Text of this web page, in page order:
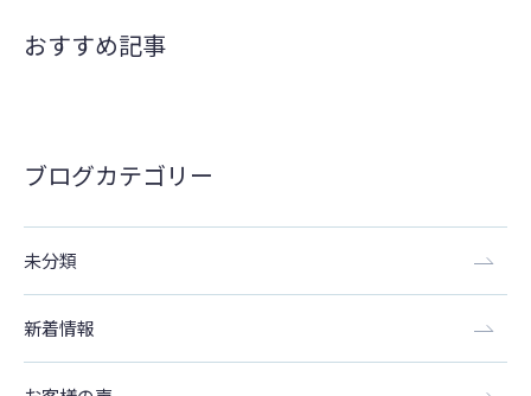
おすすめ記事
ブログカテゴリー
未分類
新着情報